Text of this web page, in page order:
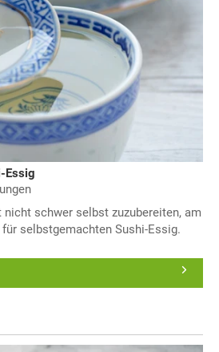
Essig
schwer selbst zuzubereiten, am
selbstgemachten Sushi-Essig.